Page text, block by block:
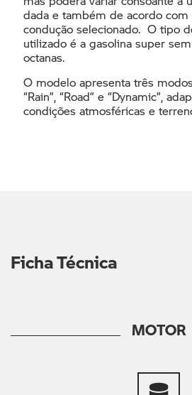
dada e também de acordo
condução selecionado. O tipo
utilizado é a gasolina super
octanas.
O modelo apresenta três
“Rain”, “Road” e “Dynamic”,
condições atmosféricas e
Ficha Técnica
MOTOR